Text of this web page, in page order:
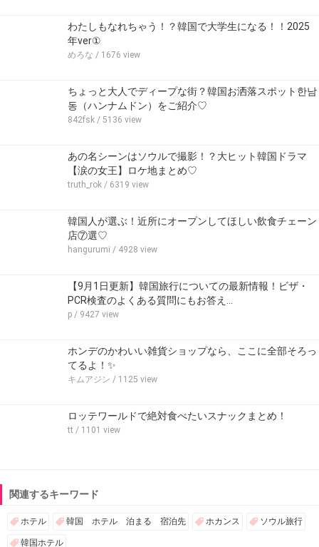
わたしもなれちゃう！？韓国で大学生になる！！2025
年ver①
めろな / 1676 view
ちょっと大人でディープな街？韓国お洒落スポット한남
동（ハンナムドン）をご紹介♡
842fsk / 5136 view
あの名シーンはソウルで撮影！？大ヒット韓国ドラマ
【涙の女王】ロケ地まとめ♡
truth_rok / 6319 view
韓国人が選ぶ！近所にオープンしてほしい飲食チェーン
店⑦選♡
hangurumi / 4928 view
【9月1日更新】韓国旅行についての最新情報！ビザ・
PCR検査のよくある質問にもお答え…
p / 9427 view
ホンデのかわいい雑貨ショップなら、ここに全部そろっ
てるよ！✨
キムアジン / 1125 view
ロッテワールドで絶対食べたいスナックまとめ！
tt / 1101 view
関連するキーワード
ホテル 韓国 ホテル 泊まる 宿泊先 ホカンス ソウル旅行
韓国ホテル